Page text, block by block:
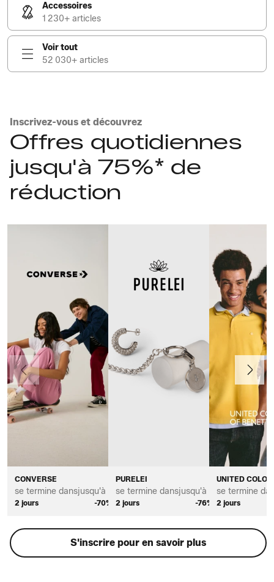
Accessoires
1 230+ articles
Voir tout
52 030+ articles
Inscrivez-vous et découvrez
Offres quotidiennes
jusqu'à 75%* de
réduction
CONVERSE
se termine dans
2 jours
jusqu'à *
-70%
PURELEI
se termine dans
2 jours
jusqu'à *
-76%
UNITED
se termine
2 jours
Précédent Suivant
S'inscrire pour en savoir plus